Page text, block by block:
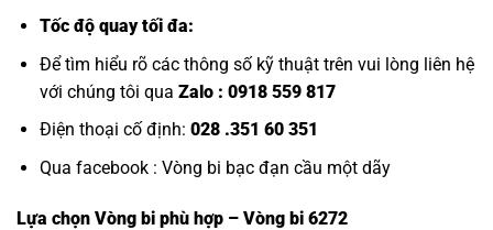
Tốc độ quay tối đa:
Để tìm hiểu rõ các thông số kỹ thuật trên vui lòng liên hệ
với chúng tôi qua Zalo : 0918 559 817
Điện thoại cố định: 028 .351 60 351
Qua facebook : Vòng bi bạc đạn cầu một dãy
Lựa chọn Vòng bi phù hợp – Vòng bi 6272